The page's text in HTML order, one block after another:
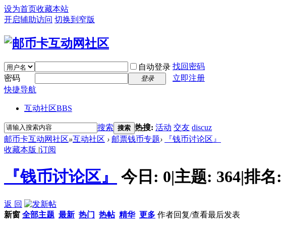
设为首页收藏本站
开启辅助访问 切换到窄版
自动登录 找回密码
密码
登录
立即注册
快捷导航
互动社区BBS
搜索 搜索 热搜: 活动 交友 discuz
邮币卡互动网社区»互动社区 › 邮票钱币专题›
『钱币讨论区』
收藏本版 |订阅
『钱币讨论区』 今日: 0|主题: 364|排名:
返 回
新窗 全部主题 最新 热门 热帖 精华 更多 作者回复/查看最后发表